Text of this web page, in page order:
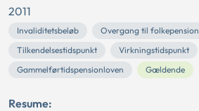
2011
Invaliditetsbeløb Overgang til folkepension
Tilkendelsestidspunkt
Virkningstidspunkt
Gammelførtidspensionloven
Gældende
Resume: